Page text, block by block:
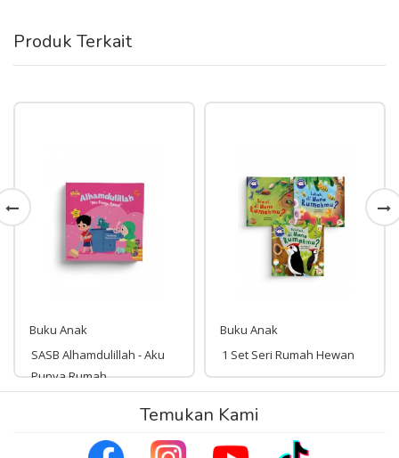
Produk Terkait
Buku Anak
SASB Alhamdulillah - Aku
Punya Rumah
58,000
Buku Anak
1 Set Seri Rumah Hewan
Rp 135,000
Temukan Kami